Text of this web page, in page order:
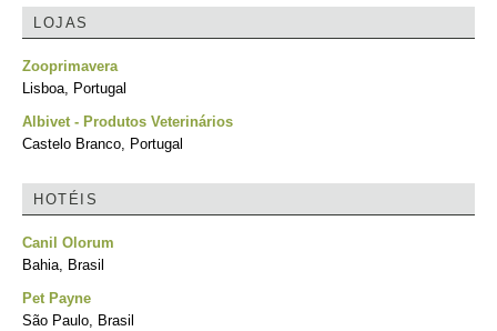
LOJAS
Zooprimavera
Lisboa, Portugal
Albivet - Produtos Veterinários
Castelo Branco, Portugal
HOTÉIS
Canil Olorum
Bahia, Brasil
Pet Payne
São Paulo, Brasil